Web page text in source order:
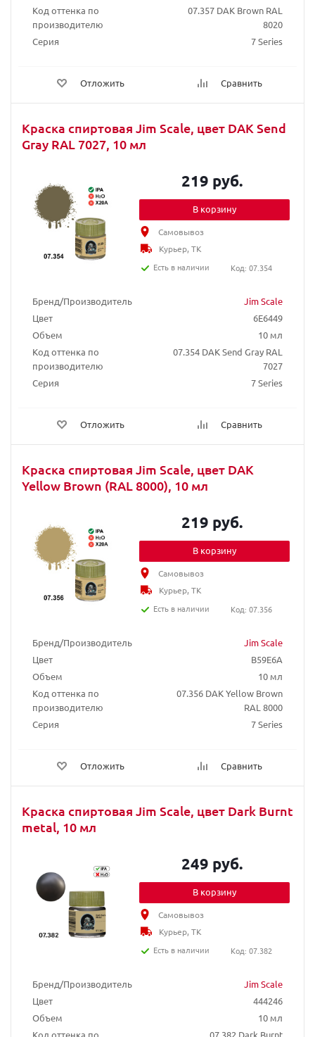
Код оттенка по
производителю
07.357 DAK Brown RAL
8020
Серия
7 Series
Отложить Сравнить
Краска спиртовая Jim Scale, цвет DAK Send
Gray RAL 7027, 10 мл
Бренд/Производитель
Jim Scale
Цвет
6E6449
Объем
10 мл
Код оттенка по
производителю
07.354 DAK Send Gray RAL
7027
Серия
7 Series
Отложить Сравнить
219 руб.
В корзину
Самовывоз
Курьер, ТК
Есть в наличии
Код: 07.354
Краска спиртовая Jim Scale, цвет DAK
Yellow Brown (RAL 8000), 10 мл
Бренд/Производитель
Jim Scale
Цвет
B59E6A
Объем
10 мл
Код оттенка по
производителю
07.356 DAK Yellow Brown
RAL 8000
Серия
7 Series
Отложить Сравнить
219 руб.
В корзину
Самовывоз
Курьер, ТК
Есть в наличии
Код: 07.356
Краска спиртовая Jim Scale, цвет Dark Burnt
metal, 10 мл
Бренд/Производитель
Jim Scale
Цвет
444246
Объем
10 мл
Код оттенка по
07.382 Dark Burnt
249 руб.
В корзину
Самовывоз
Курьер, ТК
Есть в наличии
Код: 07.382